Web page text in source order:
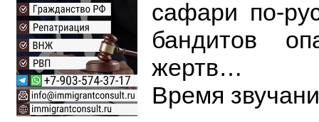
сафари по-
бандитов
жертв…
Время